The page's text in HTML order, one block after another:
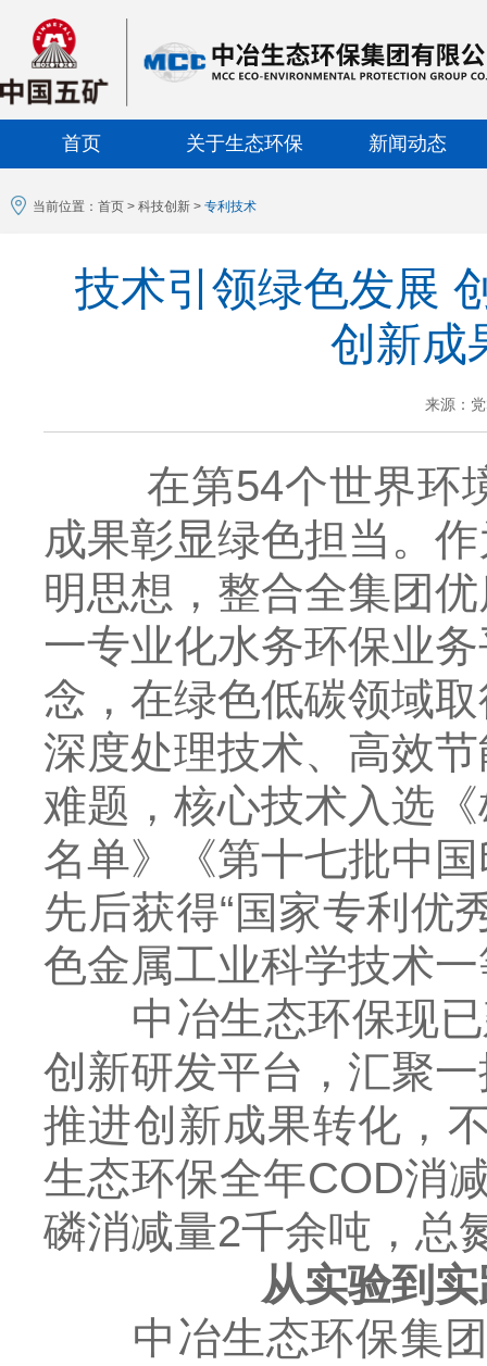
首页 关于生态环保 新闻动态
当前位置： 首页 > 科技创新 > 专利技术
技术引领绿色发展
创新成
来源：
在第54个世界环境
成果彰显绿色担当。
明思想，整合全集团
一专业化水务环保业
念，在绿色低碳领域
深度处理技术、高效
难题，核心技术入选
名单》《第十七批中
先后获得“国家专利优
色金属工业科学技术
中冶生态环保现已
创新研发平台，汇聚
推进创新成果转化，
生态环保全年COD消
磷消减量2千余吨，总
从实验到
中冶生态环保集团